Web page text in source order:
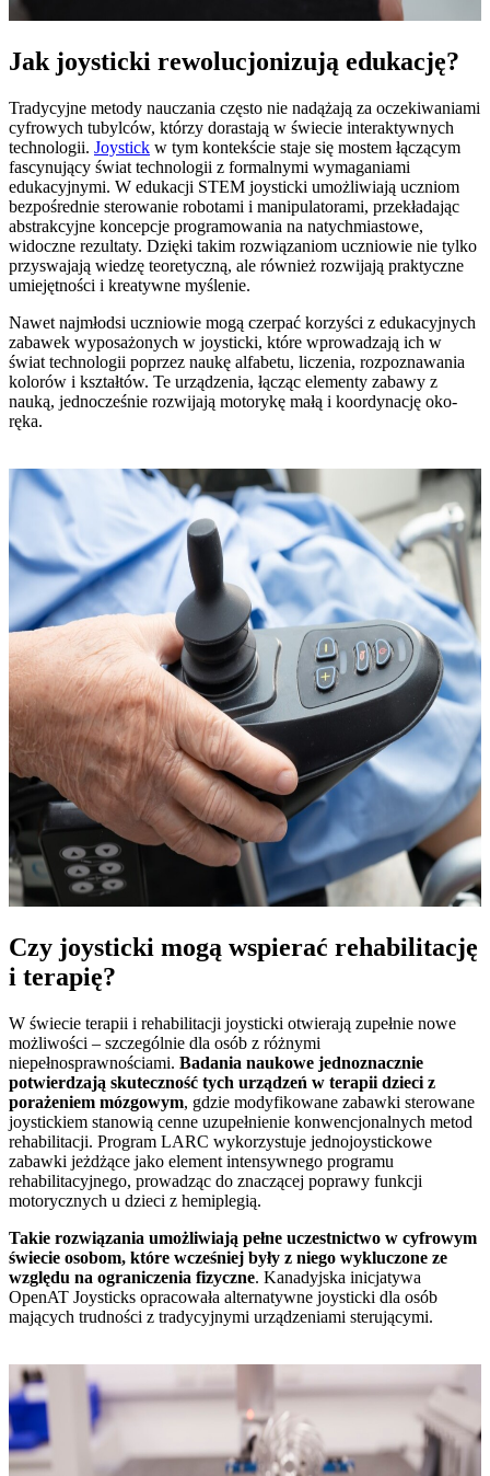
Jak joysticki rewolucjonizują edukację?
Tradycyjne metody nauczania często nie nadążają za oczekiwaniami
cyfrowych tubylców, którzy dorastają w świecie interaktywnych
technologii. Joystick w tym kontekście staje się mostem łączącym
fascynujący świat technologii z formalnymi wymaganiami
edukacyjnymi. W edukacji STEM joysticki umożliwiają uczniom
bezpośrednie sterowanie robotami i manipulatorami, przekładając
abstrakcyjne koncepcje programowania na natychmiastowe,
widoczne rezultaty. Dzięki takim rozwiązaniom uczniowie nie tylko
przyswajają wiedzę teoretyczną, ale również rozwijają praktyczne
umiejętności i kreatywne myślenie.
Nawet najmłodsi uczniowie mogą czerpać korzyści z edukacyjnych
zabawek wyposażonych w joysticki, które wprowadzają ich w
świat technologii poprzez naukę alfabetu, liczenia, rozpoznawania
kolorów i kształtów. Te urządzenia, łącząc elementy zabawy z
nauką, jednocześnie rozwijają motorykę małą i koordynację oko-
ręka.
Czy joysticki mogą wspierać rehabilitację
i terapię?
W świecie terapii i rehabilitacji joysticki otwierają zupełnie nowe
możliwości – szczególnie dla osób z różnymi
niepełnosprawnościami. Badania naukowe jednoznacznie
potwierdzają skuteczność tych urządzeń w terapii dzieci z
porażeniem mózgowym, gdzie modyfikowane zabawki sterowane
joystickiem stanowią cenne uzupełnienie konwencjonalnych metod
rehabilitacji. Program LARC wykorzystuje jednojoystickowe
zabawki jeżdżące jako element intensywnego programu
rehabilitacyjnego, prowadząc do znaczącej poprawy funkcji
motorycznych u dzieci z hemiplegią.
Takie rozwiązania umożliwiają pełne uczestnictwo w cyfrowym
świecie osobom, które wcześniej były z niego wykluczone ze
względu na ograniczenia fizyczne. Kanadyjska inicjatywa
OpenAT Joysticks opracowała alternatywne joysticki dla osób
mających trudności z tradycyjnymi urządzeniami sterującymi.